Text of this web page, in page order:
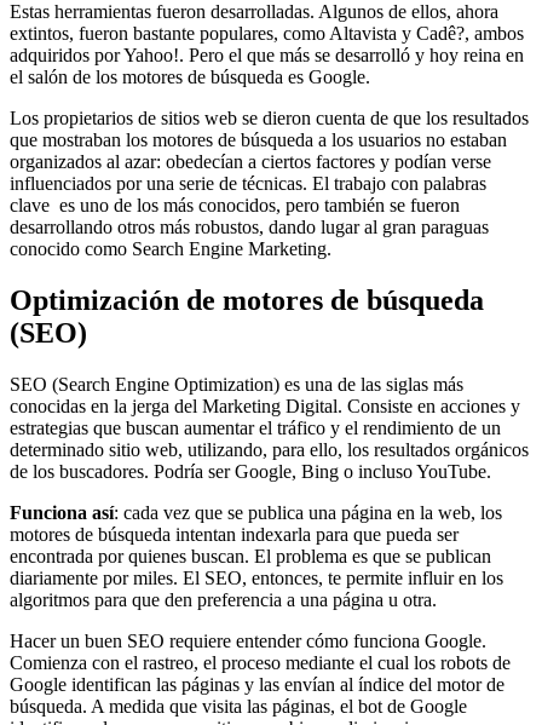
Estas herramientas fueron desarrolladas. Algunos de ellos, ahora
extintos, fueron bastante populares, como Altavista y Cadê?, ambos
adquiridos por Yahoo!. Pero el que más se desarrolló y hoy reina en
el salón de los motores de búsqueda es Google.
Los propietarios de sitios web se dieron cuenta de que los resultados
que mostraban los motores de búsqueda a los usuarios no estaban
organizados al azar: obedecían a ciertos factores y podían verse
influenciados por una serie de técnicas. El trabajo con palabras
clave es uno de los más conocidos, pero también se fueron
desarrollando otros más robustos, dando lugar al gran paraguas
conocido como Search Engine Marketing.
Optimización de motores de búsqueda
(SEO)
SEO (Search Engine Optimization) es una de las siglas más
conocidas en la jerga del Marketing Digital. Consiste en acciones y
estrategias que buscan aumentar el tráfico y el rendimiento de un
determinado sitio web, utilizando, para ello, los resultados orgánicos
de los buscadores. Podría ser Google, Bing o incluso YouTube.
Funciona así: cada vez que se publica una página en la web, los
motores de búsqueda intentan indexarla para que pueda ser
encontrada por quienes buscan. El problema es que se publican
diariamente por miles. El SEO, entonces, te permite influir en los
algoritmos para que den preferencia a una página u otra.
Hacer un buen SEO requiere entender cómo funciona Google.
Comienza con el rastreo, el proceso mediante el cual los robots de
Google identifican las páginas y las envían al índice del motor de
búsqueda. A medida que visita las páginas, el bot de Google